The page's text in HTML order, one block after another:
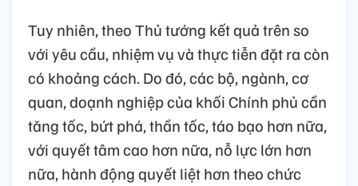
Tuy nhiên, theo Thủ tướng kết quả trên so
với yêu cầu, nhiệm vụ và thực tiễn đặt ra còn
có khoảng cách. Do đó, các bộ, ngành, cơ
quan, doạnh nghiệp của khối Chính phủ cần
tăng tốc, bứt phá, thần tốc, táo bạo hơn nữa,
với quyết tâm cao hơn nữa, nỗ lực lớn hơn
nữa, hành động quyết liệt hơn theo chức